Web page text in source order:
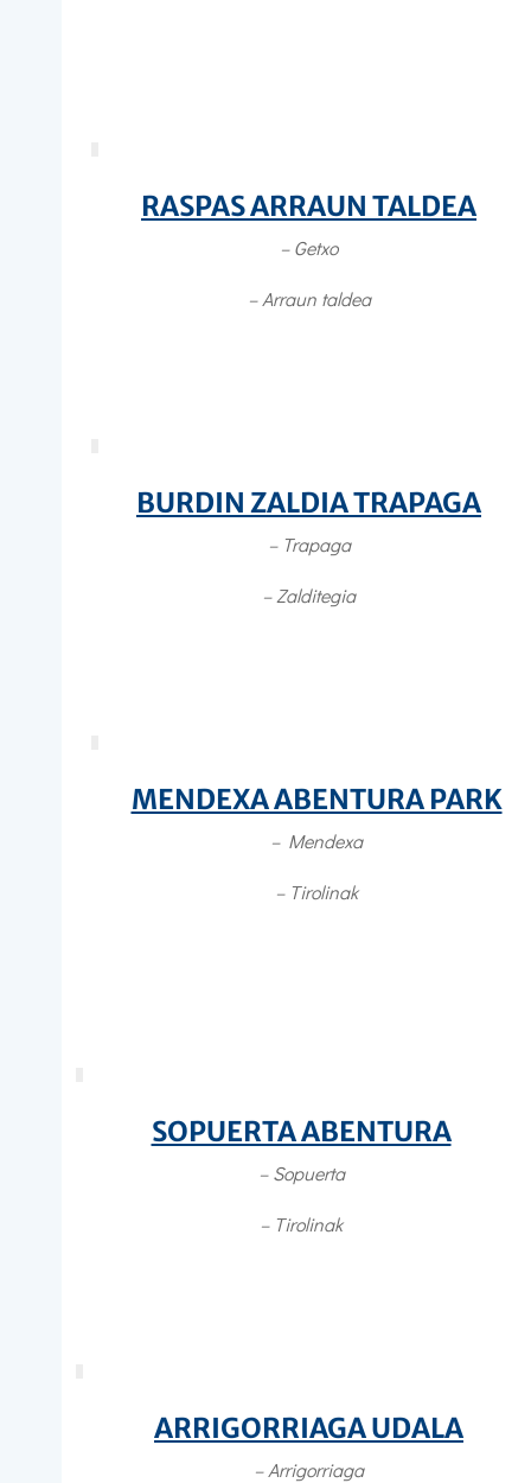
RASPAS ARRAUN TALDEA
– Getxo
– Arraun taldea
BURDIN ZALDIA TRAPAGA
– Trapaga
– Zalditegia
MENDEXA ABENTURA PARK
– Mendexa
– Tirolinak
SOPUERTA ABENTURA
– Sopuerta
– Tirolinak
ARRIGORRIAGA UDALA
– Arrigorriaga